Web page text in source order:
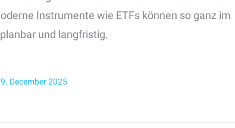
Instrumente wie ETFs können so ganz im
und langfristig.
9. December 2025